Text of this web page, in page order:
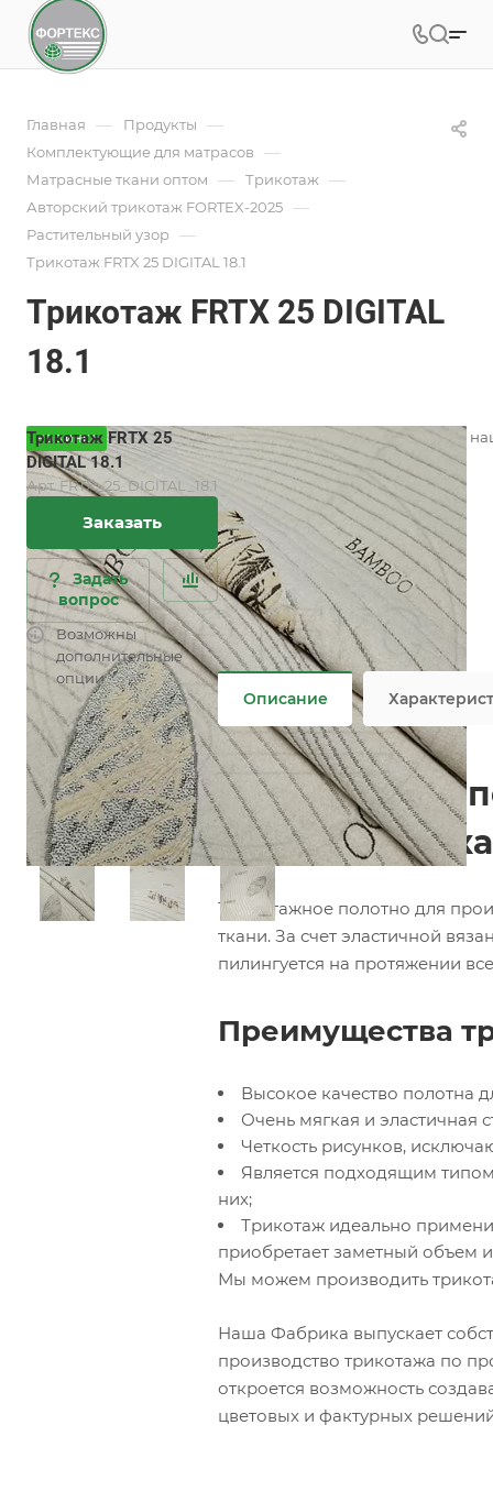
Главная — Продукты —
Комплектующие для матрасов —
Матрасные ткани оптом — Трикотаж —
Авторский трикотаж FORTEX-2025 —
Растительный узор —
Трикотаж FRTX 25 DIGITAL 18.1
Трикотаж FRTX 25 DIGITAL
18.1
Трикотаж FRTX 25
DIGITAL 18.1
Арт. FRTX_25_DIGITAL_18.1
Заказать
Задать
вопрос
Возможны
дополнительные
опции
НОВИНКА
Вязаный трикотаж для матрасов
разнообразием дизайнов.
Подробности
Характеристики
Состав
30% COT/70% PES
Плотность
480 гр/м2
Ширина рулона
220 см
Все характеристики
Не является публичной офертой
Описание
Трикотажное
(Матрасная
Трикотажное полотно для
ткани. За счет эластичной
пилингуется на протяжении
Преимущества
Высокое качество полотна
Очень мягкая и эластичная
Четкость рисунков,
Является подходящим
них;
Трикотаж идеально
приобретает заметный объем
Мы можем производить
Наша Фабрика выпускает
производство трикотажа по
откроется возможность
цветовых и фактурных